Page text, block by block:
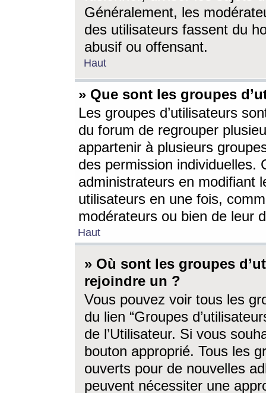
Généralement, les
des utilisateurs fassent du
abusif ou offensant.
Haut
» Que sont les groupes
Les groupes d’utilisateurs
du forum de regrouper
appartenir à plusieurs
des permission individuelles.
administrateurs en modifiant
utilisateurs en une fois,
modérateurs ou bien de leur
Haut
» Où sont les groupes
rejoindre un ?
Vous pouvez voir tous les
du lien “Groupes
de l’Utilisateur. Si vous
bouton approprié. Tous les
ouverts pour de nouvelles
peuvent nécessiter une